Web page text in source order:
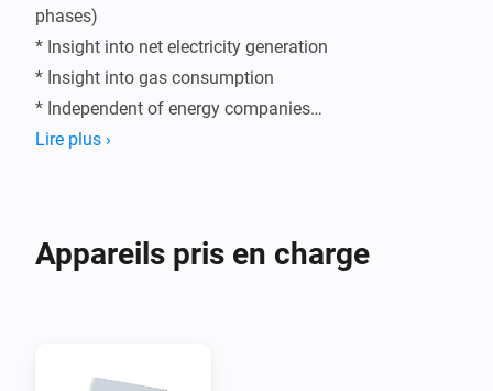
phases)
* Insight into net electricity generation
* Insight into gas consumption
* Independent of energy companies
Lire plus ›
Appareils pris en charge